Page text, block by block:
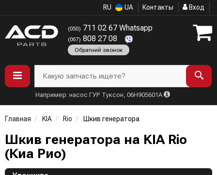
RU UA Контакты Вход
(050) 711 02 67 Whatsapp
(067) 808 27 08
Обратний звонок
Какую запчасть ищете?
Например: насос ГУР Туксон, 06H905601A
Главная KIA Rio Шкив генератора
Шкив генератора на KIA Rio
(Киа Рио)